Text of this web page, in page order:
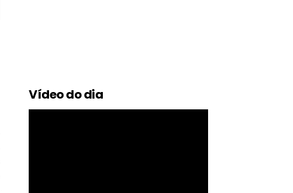
Vídeo do dia